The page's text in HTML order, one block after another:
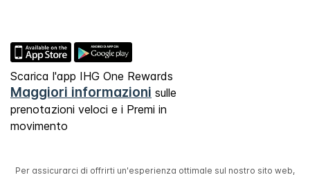
Scarica l'app IHG One Rewards
Maggiori informazioni sulle
prenotazioni veloci e i Premi in
movimento
Per assicurarci di offrirti un'esperienza ottimale sul nostro sito web,